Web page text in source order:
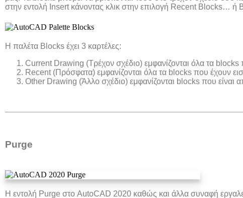
στην εντολή Insert κάνοντας κλικ στην επιλογή Recent Blocks…
Η παλέτα Blocks έχει 3 καρτέλες:
Current Drawing (Τρέχον σχέδιο) εμφανίζονται όλα τα blocks
Recent (Πρόσφατα) εμφανίζονται όλα τα blocks που έχουν
Other Drawing (Άλλο σχέδιο) εμφανίζονται blocks που είναι
Purge
Η εντολή Purge στο AutoCAD 2020 καθώς και άλλα συναφή